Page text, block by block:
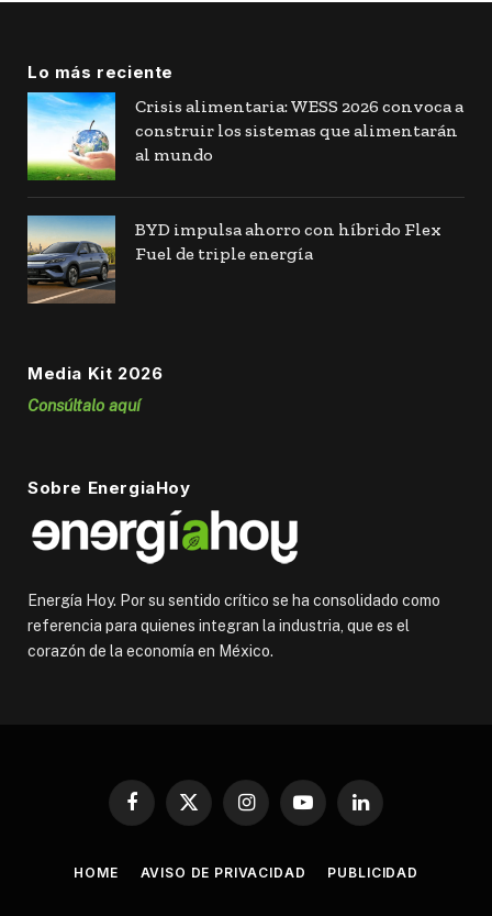
Lo más reciente
Crisis alimentaria: WESS 2026 convoca a
construir los sistemas que alimentarán
al mundo
BYD impulsa ahorro con híbrido Flex
Fuel de triple energía
Media Kit 2026
Consúltalo aquí
Sobre EnergiaHoy
Energía Hoy. Por su sentido crítico se ha consolidado como
referencia para quienes integran la industria, que es el
corazón de la economía en México.
Facebook
X
InstagramYouTubeLinkedIn
HOME AVISO DE PRIVACIDAD PUBLICIDAD